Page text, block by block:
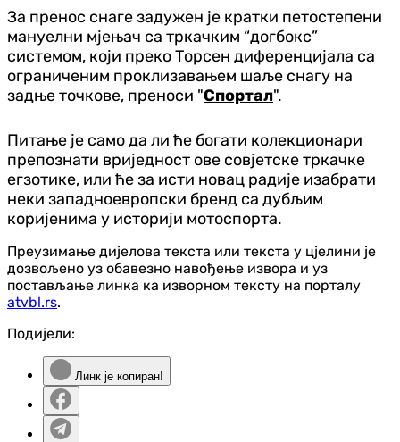
За пренос снаге задужен је кратки петостепени
мануелни мјењач са тркачким “догбокс”
системом, који преко Торсен диференцијала са
ограниченим проклизавањем шаље снагу на
задње точкове, преноси "Спортал".
Питање је само да ли ће богати колекционари
препознати вриједност ове совјетске тркачке
егзотике, или ће за исти новац радије изабрати
неки западноевропски бренд са дубљим
коријенима у историји мотоспорта.
Преузимање дијелова текста или текста у цјелини је
дозвољено уз обавезно навођење извора и уз
постављање линка ка изворном тексту на порталу
atvbl.rs.
Подијели:
Линк је копиран!